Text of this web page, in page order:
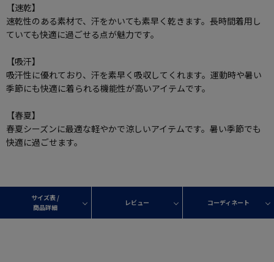
【速乾】
速乾性のある素材で、汗をかいても素早く乾きます。長時間着用し
ていても快適に過ごせる点が魅力です。
【吸汗】
吸汗性に優れており、汗を素早く吸収してくれます。運動時や暑い
季節にも快適に着られる機能性が高いアイテムです。
【春夏】
春夏シーズンに最適な軽やかで涼しいアイテムです。暑い季節でも
快適に過ごせます。
サイズ表 /
商品詳細
レビュー コーディネート